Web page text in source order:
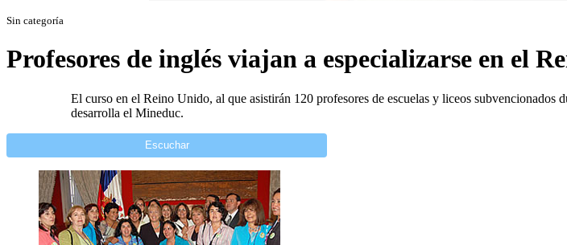
Sin categoría
Profesores de inglés viajan a especializarse en el
El curso en el Reino Unido, al que asistirán 120 profesores de escuelas y liceos
desarrolla el Mineduc.
Escuchar